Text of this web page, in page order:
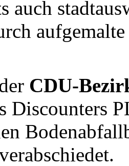
auch
CDU-
Discounters